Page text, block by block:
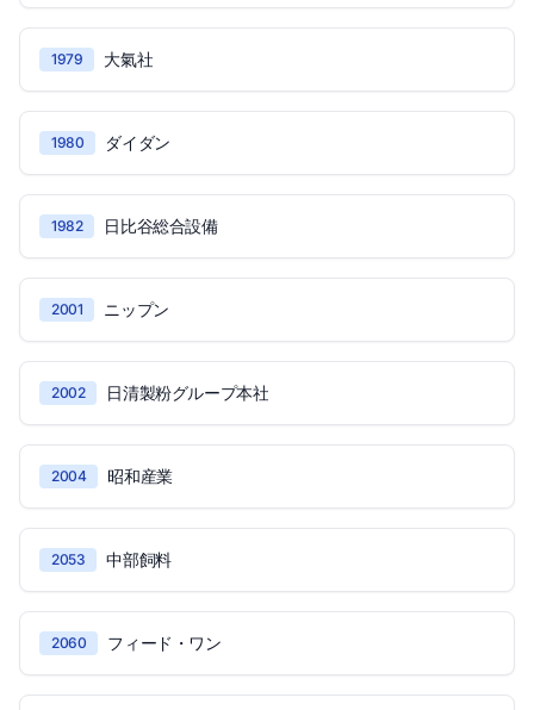
1979 大氣社
1980 ダイダン
1982 日比谷総合設備
2001 ニップン
2002 日清製粉グループ本社
2004 昭和産業
2053 中部飼料
2060 フィード・ワン